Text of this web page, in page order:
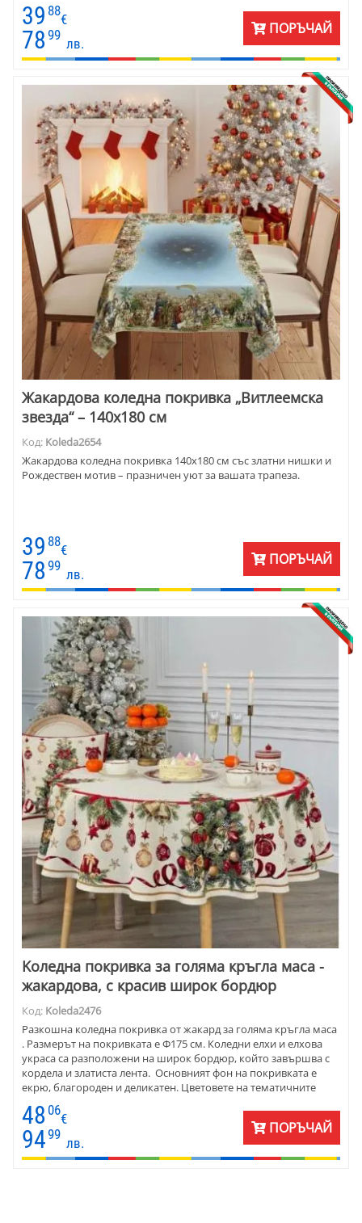
39 88
€
78 99
лв.
ПОРЪЧАЙ
Жакардова коледна покривка „Витлеемска
звезда“ – 140x180 см
Код: Koleda2654
Жакардова коледна покривка 140x180 см със златни нишки и
Рождествен мотив – празничен уют за вашата трапеза.
39 88
€
78 99
лв.
ПОРЪЧАЙ
Kоледна покривка за голяма кръгла маса -
жакардова, с красив широк бордюр
Код: Koleda2476
Разкошна коледна покривка от жакард за голяма кръгла маса
. Размерът на покривката е Ф175 см. Коледни елхи и елхова
украса са разположени на широк бордюр, който завършва с
кордела и златиста лента. Основният фон на покривката е
екрю, благороден и деликатен. Цветовете на тематичните
фигури са традиционно коледни - червено и зелено.
Покривката се съчетава прекрасно с едноцветни карета и
тишлайфери. За празничната вечеря използвайте едноцветни
салфетки и хенгъли.
48 06
€
9499
лв.
ПОРЪЧАЙ